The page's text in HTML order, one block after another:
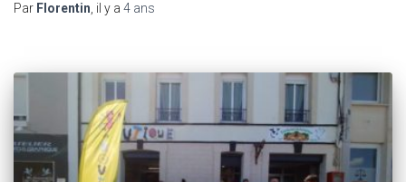
Par Florentin , il y a 4 ans